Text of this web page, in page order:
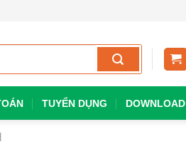
TUYỂN DỤNG DOWNLOAD